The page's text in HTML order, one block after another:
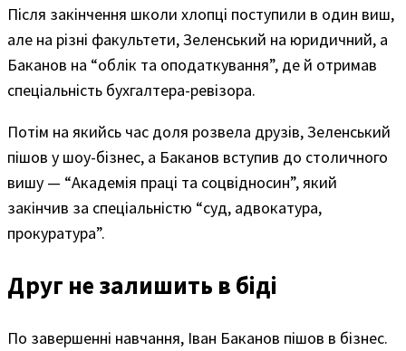
Після закінчення школи хлопці поступили в один виш,
але на різні факультети, Зеленський на юридичний, а
Баканов на “облік та оподаткування”, де й отримав
спеціальність бухгалтера-ревізора.
Потім на якийсь час доля розвела друзів, Зеленський
пішов у шоу-бізнес, а Баканов вступив до столичного
вишу — “Академія праці та соцвідносин”, який
закінчив за спеціальністю “суд, адвокатура,
прокуратура”.
Друг не залишить в біді
По завершенні навчання, Іван Баканов пішов в бізнес.